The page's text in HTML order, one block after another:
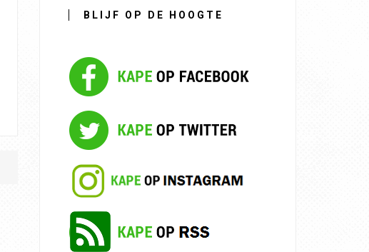
BLIJF OP DE HOOGTE